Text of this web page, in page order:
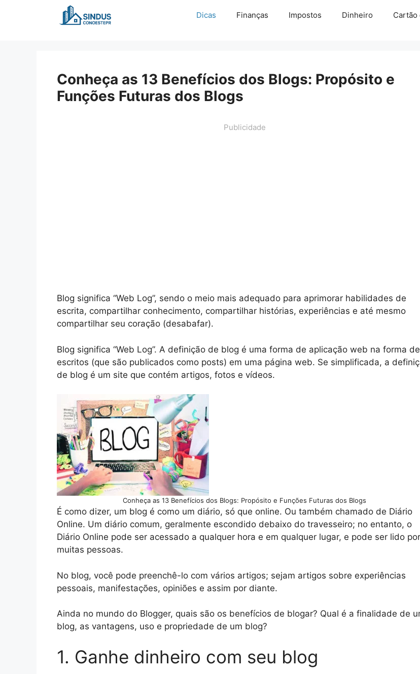
Dicas Finanças Impostos Dinheiro Cartão
Conheça as 13 Benefícios dos Blogs: Propósito e
Funções Futuras dos Blogs
Publicidade
Blog significa “Web Log”, sendo o meio mais adequado para aprimorar habilidades de
escrita, compartilhar conhecimento, compartilhar histórias, experiências e até mesmo
compartilhar seu coração (desabafar).
Blog significa “Web Log”. A definição de blog é uma forma de aplicação web na forma de
escritos (que são publicados como posts) em uma página web. Se simplificada, a
de blog é um site que contém artigos, fotos e vídeos.
Conheça as 13 Benefícios dos Blogs: Propósito e Funções Futuras dos Blogs
É como dizer, um blog é como um diário, só que online. Ou também chamado de Diário
Online. Um diário comum, geralmente escondido debaixo do travesseiro; no entanto, o
Diário Online pode ser acessado a qualquer hora e em qualquer lugar, e pode ser lido por
muitas pessoas.
No blog, você pode preenchê-lo com vários artigos; sejam artigos sobre experiências
pessoais, manifestações, opiniões e assim por diante.
Ainda no mundo do Blogger, quais são os benefícios de blogar? Qual é a finalidade de
blog, as vantagens, uso e propriedade de um blog?
1. Ganhe dinheiro com seu blog